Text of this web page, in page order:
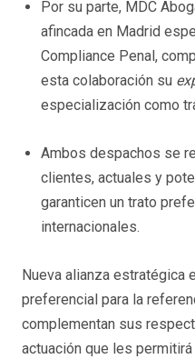
Por su parte, MDC
afincada en Madrid
Compliance Penal,
esta colaboración su
especialización como
Ambos despachos se
clientes, actuales y
garanticen un trato
internacionales.
Nueva alianza estratégica
preferencial para la
complementan sus
actuación que les